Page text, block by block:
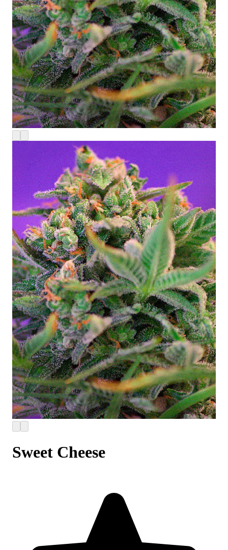
Sweet Cheese